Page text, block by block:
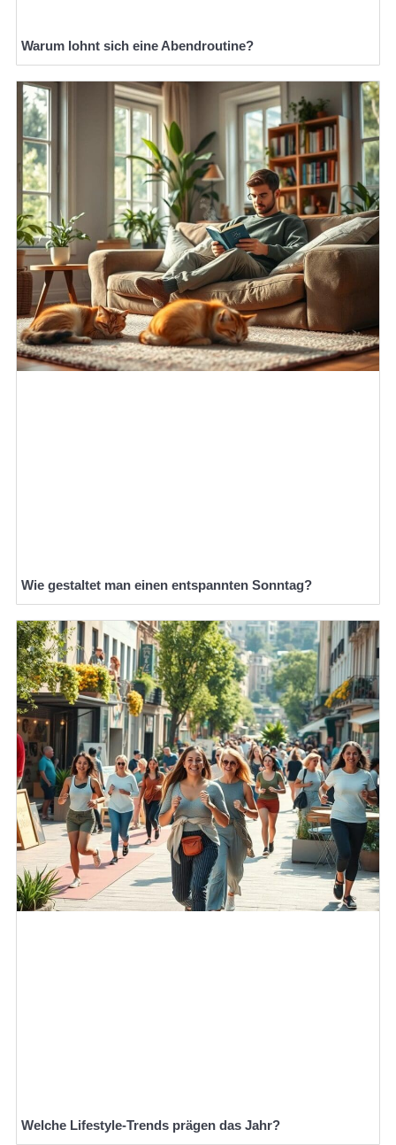
Warum lohnt sich eine Abendroutine?
Wie gestaltet man einen entspannten Sonntag?
Welche Lifestyle-Trends prägen das Jahr?